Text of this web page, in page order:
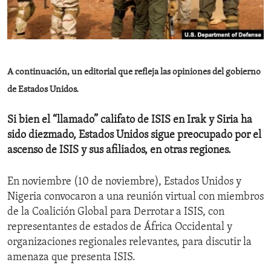
ENVIRONMENT AND HEALTH
IDEALS AND INSTITUTIONS
A continuación, un editorial que refleja las opiniones del gobierno
de Estados Unidos.
Si bien el “llamado” califato de ISIS en Irak y Siria ha
sido diezmado, Estados Unidos sigue preocupado por el
ascenso de ISIS y sus afiliados, en otras regiones.
En noviembre (10 de noviembre), Estados Unidos y
Nigeria convocaron a una reunión virtual con miembros
de la Coalición Global para Derrotar a ISIS, con
representantes de estados de África Occidental y
organizaciones regionales relevantes, para discutir la
amenaza que presenta ISIS.